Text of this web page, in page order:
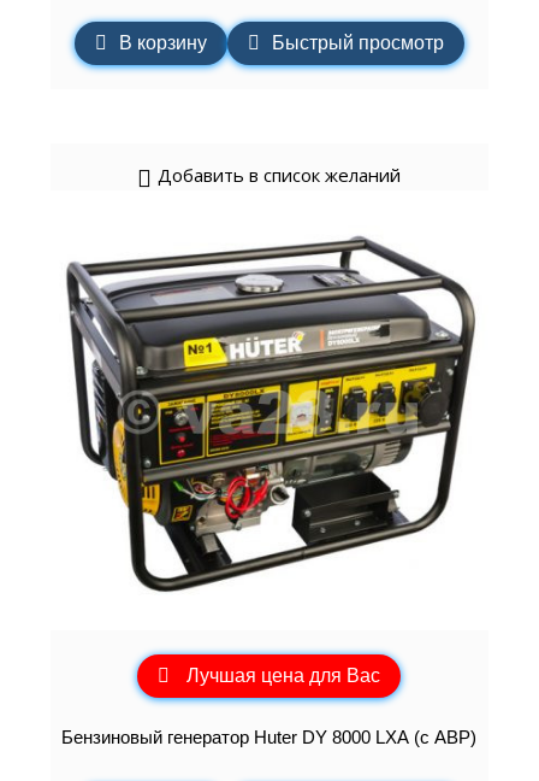
В корзину Быстрый просмотр
Добавить в список желаний
Лучшая цена для Вас
Бензиновый генератор Huter DY 8000 LXА (с АВР)